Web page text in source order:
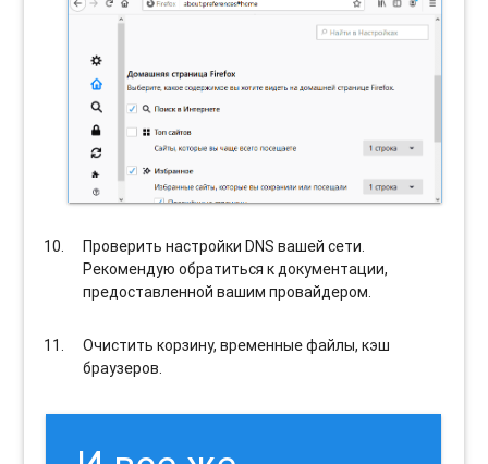
Проверить настройки DNS вашей сети.
Рекомендую обратиться к документации,
предоставленной вашим провайдером.
Очистить корзину, временные файлы, кэш
браузеров.